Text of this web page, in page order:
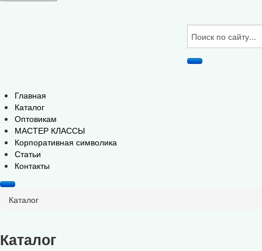
Главная
Каталог
Оптовикам
МАСТЕР КЛАССЫ
Корпоративная символика
Статьи
Контакты
Каталог
Каталог